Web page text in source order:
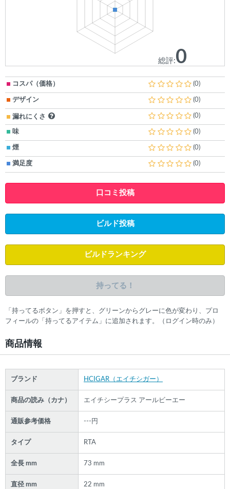
総評:0
コスパ（価格） (0)
デザイン (0)
漏れにくさ (0)
味 (0)
煙 (0)
満足度 (0)
口コミ投稿
ビルド投稿
ビルドランキング
持ってる！
「持ってるボタン」を押すと、グリーンからグレーに色が変わり、プロ
フィールの「持ってるアイテム」に追加されます。（ログイン時のみ）
商品情報
ブランド HCIGAR（エイチシガー）
商品の読み（カナ） エイチシープラス アールビーエー
通販参考価格 ---円
タイプ RTA
全長 mm 73 mm
直径 mm 22 mm